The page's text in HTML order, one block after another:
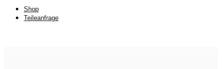
Shop
Teileanfrage